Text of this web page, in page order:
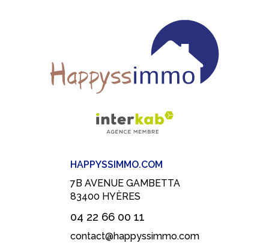
HAPPYSSIMMO.COM
7B AVENUE GAMBETTA
83400 HYÈRES
04 22 66 00 11
contact@happyssimmo.com